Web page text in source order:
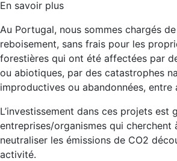
En savoir plus
Au Portugal, nous sommes chargés
reboisement, sans frais pour les
forestières qui ont été affectées par
ou abiotiques, par des catastrophes
improductives ou abandonnées, entre
L’investissement dans ces projets est
entreprises/organismes qui cherchent
neutraliser les émissions de CO2
activité.